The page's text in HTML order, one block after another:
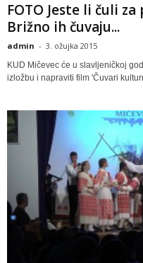
FOTO Jeste li čuli
Brižno ih čuvaju...
admin - 3. ožujka 2015
KUD Mičevec će u slavljeničkoj
izložbu i napraviti film 'Čuvari